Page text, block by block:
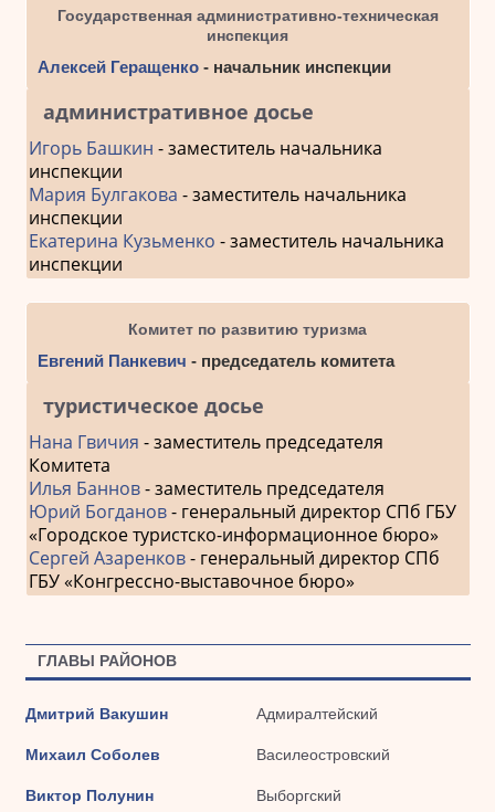
Государственная административно-техническая
инспекция
Алексей Геращенко- начальник инспекции
административное досье
Игорь Башкин - заместитель начальника
инспекции
Мария Булгакова - заместитель начальника
инспекции
Екатерина Кузьменко - заместитель начальника
инспекции
Комитет по развитию туризма
Евгений Панкевич - председатель комитета
туристическое досье
Нана Гвичия - заместитель председателя
Комитета
Илья Баннов- заместитель председателя
Юрий Богданов- генеральный директор СПб ГБУ
«Городское туристско-информационное бюро»
Сергей Азаренков- генеральный директор СПб
ГБУ «Конгрессно-выставочное бюро»
ГЛАВЫ РАЙОНОВ
Дмитрий Вакушин Адмиралтейский
Михаил Соболев Василеостровский
Виктор Полунин Выборгский